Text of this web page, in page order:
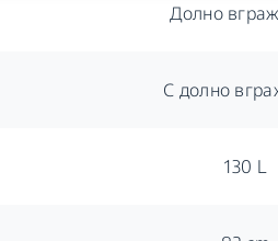
Долно
С долно
130 L